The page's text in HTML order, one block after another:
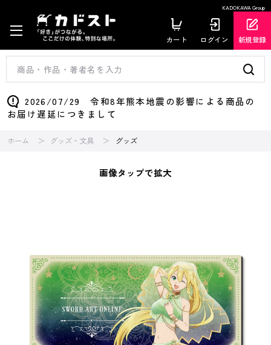
KADOKAWA Group
カート ログイン 新規登録
2026/07/29 令和8年熊本地震の影響による商品の
お届け遅延につきまして
ホーム グッズ・文具 グッズ
画像タップで拡大